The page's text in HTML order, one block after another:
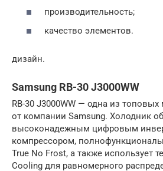
производительность;
качество элементов.
дизайн.
Samsung RB-30 J3000WW
RB-30 J3000WW — одна из
от компании Samsung. Холодник
высоконадежным цифровым
компрессором,
True No Frost, а также использует
Cooling для равномерного